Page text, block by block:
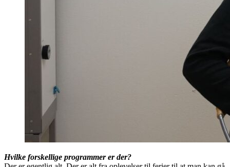
Hvilke forskellige programmer er der?